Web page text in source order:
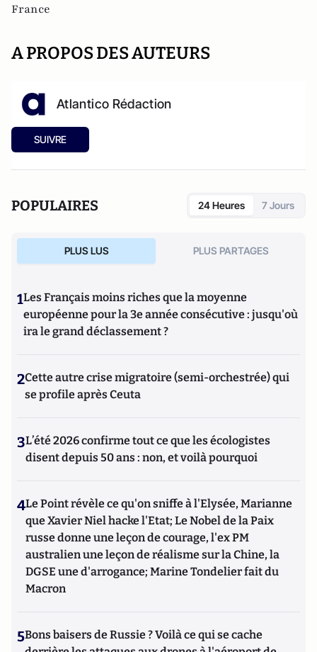
France
A PROPOS DES AUTEURS
Atlantico Rédaction
SUIVRE
POPULAIRES 24 Heures 7 Jours
PLUS LUS PLUS PARTAGES
1Les Français moins riches que la moyenne
européenne pour la 3e année consécutive : jusqu'où
ira le grand déclassement ?
2Cette autre crise migratoire (semi-orchestrée) qui
se profile après Ceuta
3L’été 2026 confirme tout ce que les écologistes
disent depuis 50 ans : non, et voilà pourquoi
4Le Point révèle ce qu'on sniffe à l'Elysée, Marianne
que Xavier Niel hacke l'Etat; Le Nobel de la Paix
russe donne une leçon de courage, l'ex PM
australien une leçon de réalisme sur la Chine, la
DGSE une d'arrogance; Marine Tondelier fait du
Macron
5Bons baisers de Russie ? Voilà ce qui se cache